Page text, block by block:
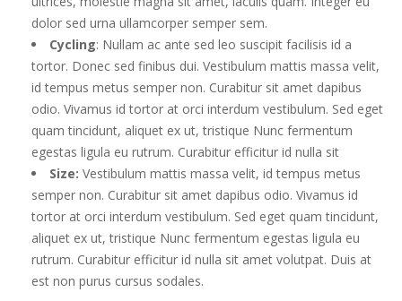
dolor sed urna ullamcorper semper sem.
Cycling: Nullam ac ante sed leo suscipit facilisis id a
tortor. Donec sed finibus dui. Vestibulum mattis massa velit,
id tempus metus semper non. Curabitur sit amet dapibus
odio. Vivamus id tortor at orci interdum vestibulum. Sed eget
quam tincidunt, aliquet ex ut, tristique Nunc fermentum
egestas ligula eu rutrum. Curabitur efficitur id nulla sit
Size: Vestibulum mattis massa velit, id tempus metus
semper non. Curabitur sit amet dapibus odio. Vivamus id
tortor at orci interdum vestibulum. Sed eget quam tincidunt,
aliquet ex ut, tristique Nunc fermentum egestas ligula eu
rutrum. Curabitur efficitur id nulla sit amet volutpat. Duis at
est non purus cursus sodales.